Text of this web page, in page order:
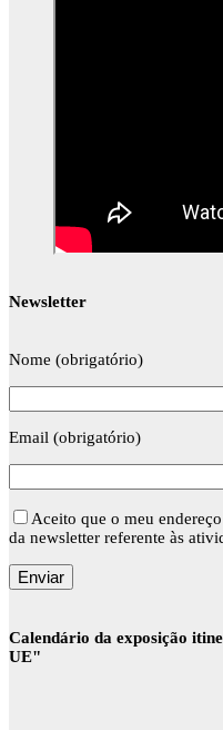
Newsletter
Nome (obrigatório)
Email (obrigatório)
Aceito que o meu
da newsletter referente às
Calendário da exposição
UE"